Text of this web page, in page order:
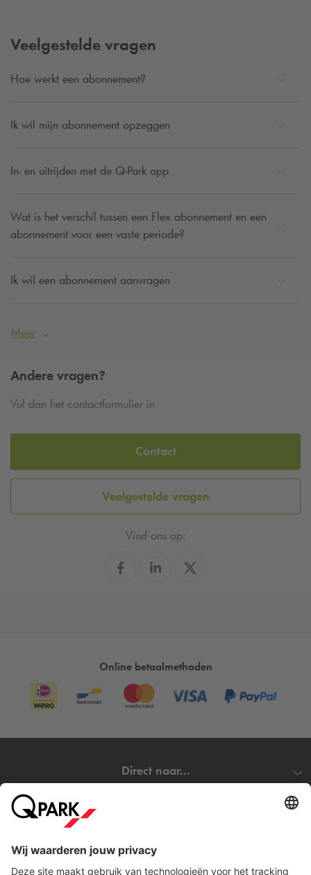
Veelgestelde vragen
Hoe werkt een abonnement?
Ik wil mijn abonnement opzeggen
In- en uitrijden met de Q-Park app
Wat is het verschil tussen een Flex abonnement en een
abonnement voor een vaste periode?
Ik wil een abonnement aanvragen
Meer
Andere vragen?
Vul dan het contactformulier in
Contact
Veelgestelde vragen
Vind ons op:
Online betaalmethoden
Direct naar...